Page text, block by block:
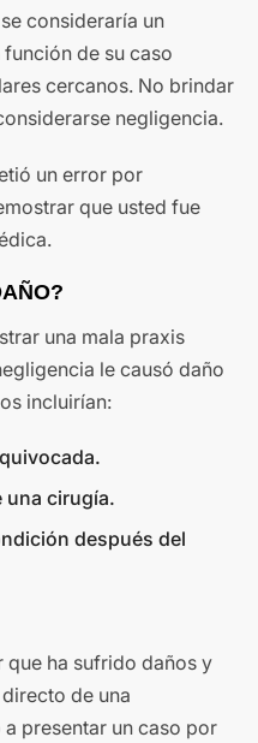
consideraría un
de su caso
cercanos. No brindar
negligencia.
un error por
que usted fue
una mala praxis
le causó daño
incluirían:
una cirugía.
después del
que ha sufrido daños y
de una
presentar un caso por